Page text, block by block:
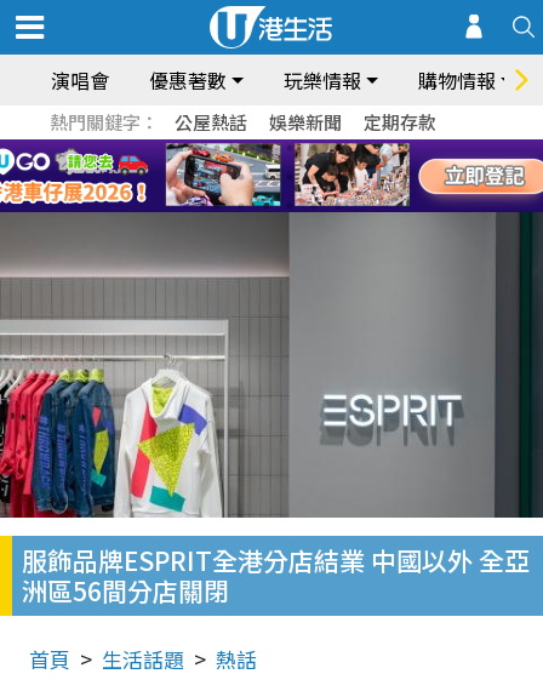
演唱會 優惠著數 玩樂情報 購物情報
熱門關鍵字： 公屋熱話 娛樂新聞 定期存款
服飾品牌ESPRIT全港分店結業 中國以外 全亞
洲區56間分店關閉
首頁 生活話題 熱話